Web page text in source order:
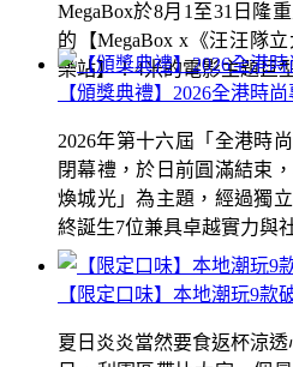
MegaBox於8月1至31日隆
的【MegaBox x《汪汪隊
樂站】！4米的電影主題巨
【限定口味】本地潮玩9款
夏日炎炎當然要食返杯涼
【頒獎典禮】2026全港時
2026年第十六屆「全港時
閉幕禮，於日前圓滿結束
煥城光」為主題，經過獨
終誕生7位兼具卓越實力與